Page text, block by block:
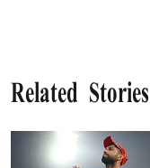
Related Stories